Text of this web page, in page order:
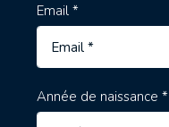
Email *
Année de naissance *